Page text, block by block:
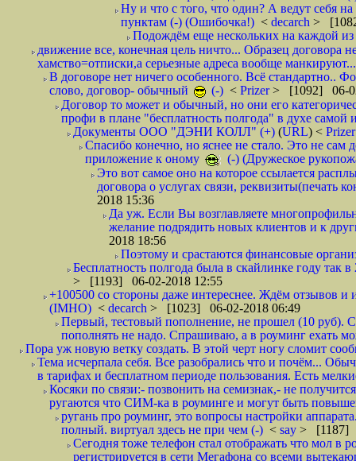
Ну и что с того, что один? А ведут себя
пунктам (-) (Ошибочка!) < decarch >
Подождём еще нескольких на каждой из
движение все, конечная цель ничто... Образец договора
хамство=отписки,а серьезные адреса вообще
В договоре нет ничего особенного. Всё стандартно..
слово, договор- обычный
(-) < Prizer> [1092] 06-
Договор то может и обычный, но они его
профи в плане "бесплатность полгода" в духе
Документы ООО "ДЭНИ КОЛЛ" (+) (URL) <
Спасибо конечно, но яснее не стало. Это не сам
приложение к оному
(-) (Дружеское
Это вот самое оно на которое ссылается
договора о услугах связи, реквизиты(печать
2018 15:36
Да уж. Если Вы возглавляете
желание подрядить новых клиентов и к
2018 18:56
Поэтому и срастаются финансовые
Бесплатность полгода была в скайлинке году
> [1193] 06-02-2018 12:55
+100500 со стороны даже интереснее. Ждём отзывов и
(IMHO) < decarch > [1023] 06-02-2018 06:49
Первый, тестовый пополнение, не прошел (10 руб).
пополнять не надо. Спрашиваю, а в роуминг ехать
Пора уж новую ветку создать. В этой черт ногу сломит
Тема исчерпала себя. Все разобрались что и почём...
в тарифах и бесплатном периоде пользования. Есть
Косяки по связи:- позвонить на семизнак,- не
ругаются что СИМ-ка в роуминге и могут быть
ругань про роуминг, это вопросы настройки
полный. виртуал здесь не при чем (-) < say > [1187]
Сегодня тоже телефон стал отображать что мол в
регистрируется в сети Мегафона со всеми